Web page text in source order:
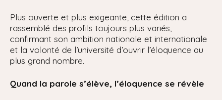
Plus ouverte et plus exigeante, cette édition a
rassemblé des profils toujours plus variés,
confirmant son ambition nationale et internationale
et la volonté de l’université d’ouvrir l’éloquence au
plus grand nombre.
Quand la parole s’élève, l’éloquence se révèle